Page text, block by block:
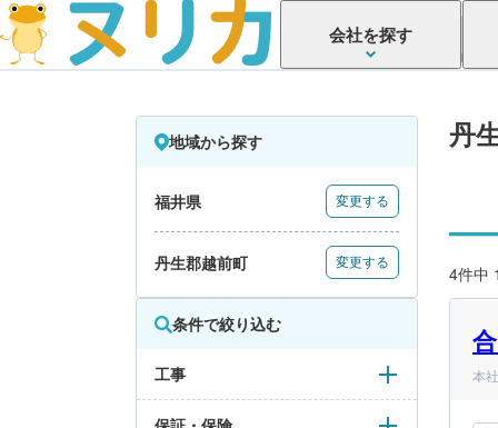
会社を探す
地域から探す
福井県 変更する
丹生郡越前町 変更する
条件で絞り込む
工事
丹
4件中
本